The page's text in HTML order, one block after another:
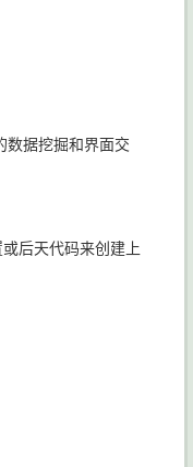
数据挖掘和界面交
后天代码来创建上